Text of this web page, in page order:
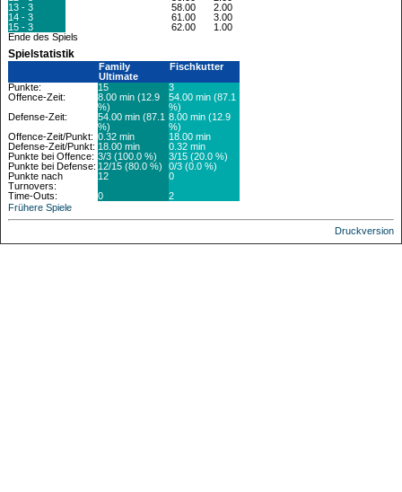
13 - 3
58.00
2.00
14 - 3
61.00
3.00
15 - 3
62.00
1.00
Ende des Spiels
Spielstatistik
Family
Ultimate
Fischkutter
Punkte:
15
3
Offence-Zeit:
8.00 min (12.9
%)
54.00 min (87.1
%)
Defense-Zeit:
54.00 min (87.1
%)
8.00 min (12.9
%)
Offence-Zeit/Punkt: 0.32 min
18.00 min
Defense-Zeit/Punkt: 18.00 min
0.32 min
Punkte bei Offence: 3/3 (100.0 %)
3/15 (20.0 %)
Punkte bei Defense: 12/15 (80.0 %)
0/3 (0.0 %)
Punkte nach
Turnovers:
12
0
Time-Outs:
0
2
Frühere Spiele
Druckversion